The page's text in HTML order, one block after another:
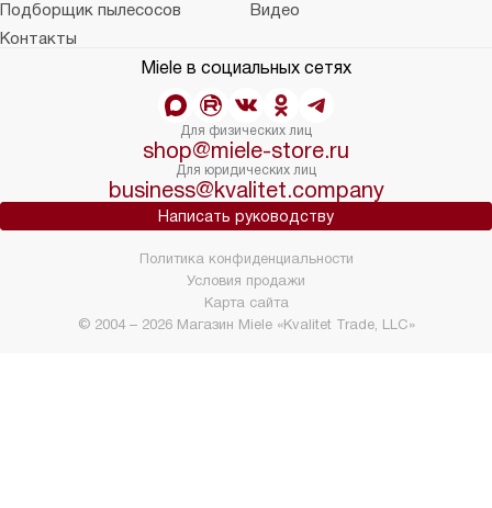
Подборщик пылесосов
Видео
Контакты
Miele в социальных сетях
Для физических лиц
shop@miele-store.ru
Для юридических лиц
business@kvalitet.company
Написать руководству
© 2004 – 2026 Магазин Miele «Kvalitet Trade, LLC»
Политика конфиденциальности
Условия продажи
Карта сайта